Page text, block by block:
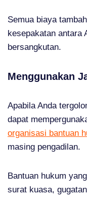
Semua biaya
kesepakatan antara
bersangkutan.
Menggunakan
Apabila Anda
dapat
organisasi bantuan
masing pengadilan.
Bantuan hukum
surat kuasa,